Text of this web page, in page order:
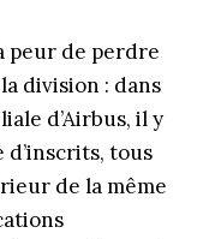
peur de perdre
division : dans
d’Airbus, il y
tous
de la même